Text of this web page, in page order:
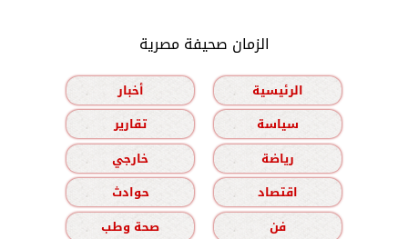
الزمان صحيفة مصرية
الرئيسية
أخبار
سياسة
تقارير
رياضة
خارجي
اقتصاد
حوادث
فن
صحة وطب